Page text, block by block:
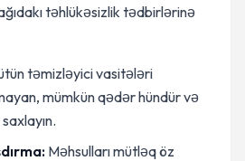
təhlükəsizlik tədbirlərinə
təmizləyici vasitələri
mümkün qədər hündür və
Məhsulları mütləq öz